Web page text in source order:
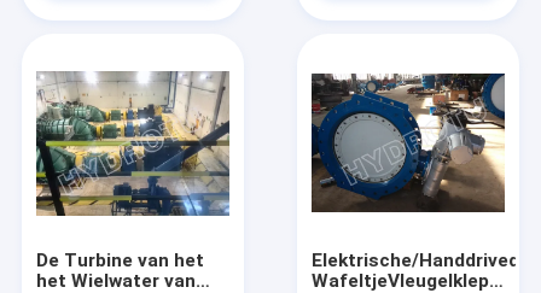
De Turbine van het
het Wielwater van
Elektrische/Handdrived-
WafeltjeVleugelklep